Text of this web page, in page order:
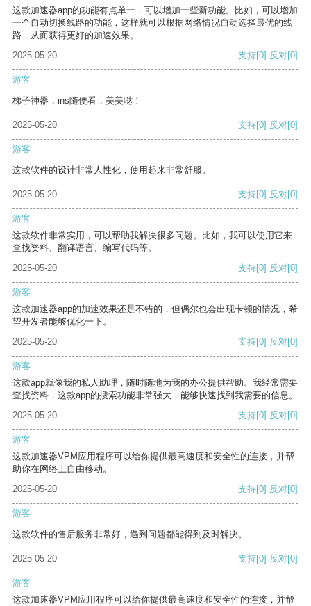
这款加速器app的功能有点单一，可以增加一些新功能。比如，可以增加
一个自动切换线路的功能，这样就可以根据网络情况自动选择最优的线
路，从而获得更好的加速效果。
2025-05-20
支持[0] 反对[0]
游客
梯子神器，ins随便看，美美哒！
2025-05-20 支持[0] 反对[0]
游客
这款软件的设计非常人性化，使用起来非常舒服。
2025-05-20 支持[0] 反对[0]
游客
这款软件非常实用，可以帮助我解决很多问题。比如，我可以使用它来
查找资料、翻译语言、编写代码等。
2025-05-20
支持[0] 反对[0]
游客
这款加速器app的加速效果还是不错的，但偶尔也会出现卡顿的情况，希
望开发者能够优化一下。
2025-05-20
支持[0] 反对[0]
游客
这款app就像我的私人助理，随时随地为我的办公提供帮助。我经常需要
查找资料，这款app的搜索功能非常强大，能够快速找到我需要的信息。
2025-05-20
支持[0] 反对[0]
游客
这款加速器VPM应用程序可以给你提供最高速度和安全性的连接，并帮
助你在网络上自由移动。
2025-05-20
支持[0] 反对[0]
游客
这款软件的售后服务非常好，遇到问题都能得到及时解决。
2025-05-20 支持[0] 反对[0]
游客
这款加速器VPM应用程序可以给你提供最高速度和安全性的连接，并帮